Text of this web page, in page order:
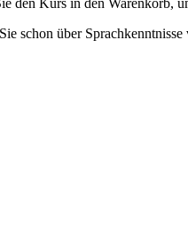
schon über